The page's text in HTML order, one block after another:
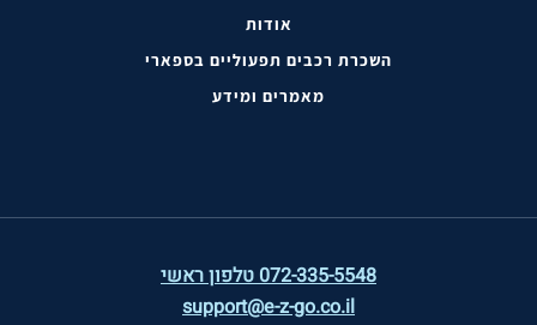
אודות
השכרת רכבים תפעוליים בספארי
מאמרים ומידע
072-335-5548 טלפון ראשי
support@e-z-go.co.il